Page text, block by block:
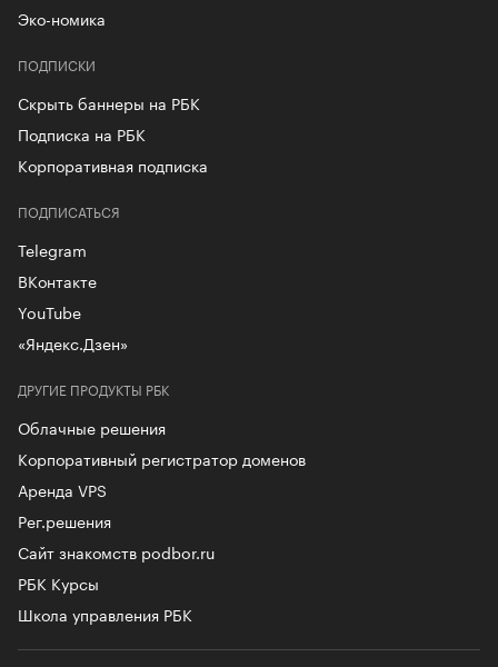
Эко-номика
ПОДПИСКИ
Скрыть баннеры на РБК
Подписка на РБК
Корпоративная подписка
ДРУГИЕ ПРОДУКТЫ РБК
Облачные решения
Корпоративный регистратор доменов
Аренда VPS
Рег.решения
Сайт знакомств podbor.ru
РБК Курсы
Школа управления РБК
ПОДПИСАТЬСЯ
Telegram
ВКонтакте
YouTube
«Яндекс.Дзен»